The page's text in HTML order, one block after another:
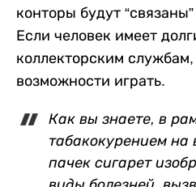
конторы будут
Если человек имеет
коллекторским
возможности играть.
Как вы знаете, в
табакокурением на
пачек сигарет